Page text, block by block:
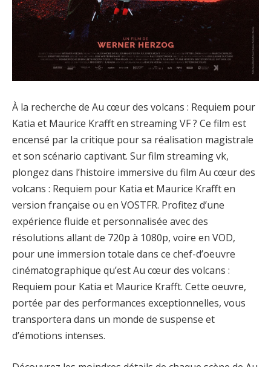
À la recherche de Au cœur des volcans : Requiem pour
Katia et Maurice Krafft en streaming VF ? Ce film est
encensé par la critique pour sa réalisation magistrale
et son scénario captivant. Sur film streaming vk,
plongez dans l’histoire immersive du film Au cœur des
volcans : Requiem pour Katia et Maurice Krafft en
version française ou en VOSTFR. Profitez d’une
expérience fluide et personnalisée avec des
résolutions allant de 720p à 1080p, voire en VOD,
pour une immersion totale dans ce chef-d’oeuvre
cinématographique qu’est Au cœur des volcans :
Requiem pour Katia et Maurice Krafft. Cette oeuvre,
portée par des performances exceptionnelles, vous
transportera dans un monde de suspense et
d’émotions intenses.